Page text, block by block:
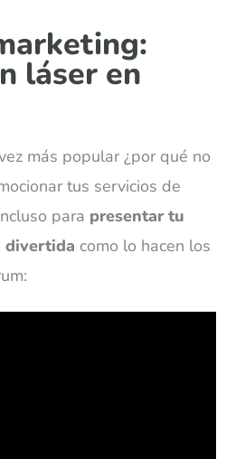
láser en
más popular ¿por qué no
tus servicios de
para presentar tu
divertida como lo hacen los